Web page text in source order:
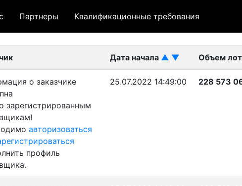
Партнеры Квалификационные требования
Дата начала ▲ ▼ Объем
о заказчике
зарегистрированным
авторизоваться
профиль
25.07.2022 14:49:00 228 573